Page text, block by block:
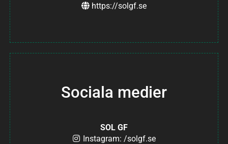
https://solgf.se
Sociala medier
SOL GF
Instagram: /solgf.se